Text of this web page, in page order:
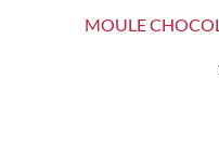
MOULE